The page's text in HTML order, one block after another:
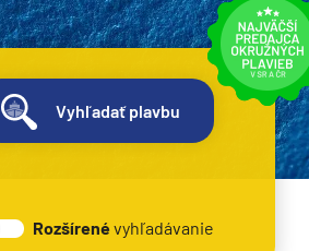
Vyhľadať plavbu
Rozšírenévyhľadávanie